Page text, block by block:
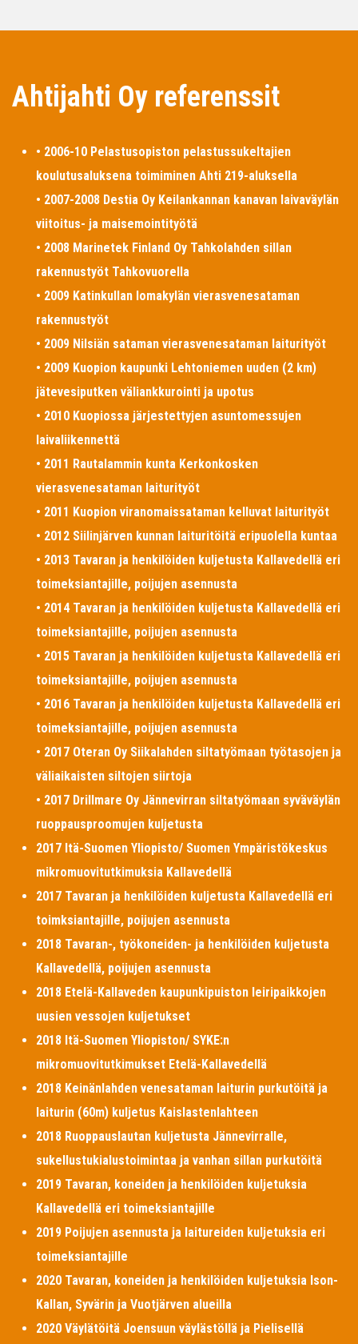
Ahtijahti Oy referenssit
• 2006-10 Pelastusopiston pelastussukeltajien
koulutusaluksena toimiminen Ahti 219-aluksella
• 2007-2008 Destia Oy Keilankannan kanavan laivaväylän
viitoitus- ja maisemointityötä
• 2008 Marinetek Finland Oy Tahkolahden sillan
rakennustyöt Tahkovuorella
• 2009 Katinkullan lomakylän vierasvenesataman
rakennustyöt
• 2009 Nilsiän sataman vierasvenesataman laiturityöt
• 2009 Kuopion kaupunki Lehtoniemen uuden (2 km)
jätevesiputken väliankkurointi ja upotus
• 2010 Kuopiossa järjestettyjen asuntomessujen
laivaliikennettä
• 2011 Rautalammin kunta Kerkonkosken
vierasvenesataman laiturityöt
• 2011 Kuopion viranomaissataman kelluvat laiturityöt
• 2012 Siilinjärven kunnan laituritöitä eripuolella kuntaa
• 2013 Tavaran ja henkilöiden kuljetusta Kallavedellä eri
toimeksiantajille, poijujen asennusta
• 2014 Tavaran ja henkilöiden kuljetusta Kallavedellä eri
toimeksiantajille, poijujen asennusta
• 2015 Tavaran ja henkilöiden kuljetusta Kallavedellä eri
toimeksiantajille, poijujen asennusta
• 2016 Tavaran ja henkilöiden kuljetusta Kallavedellä eri
toimeksiantajille, poijujen asennusta
• 2017 Oteran Oy Siikalahden siltatyömaan työtasojen ja
väliaikaisten siltojen siirtoja
• 2017 Drillmare Oy Jännevirran siltatyömaan syväväylän
ruoppausproomujen kuljetusta
2017 Itä-Suomen Yliopisto/ Suomen Ympäristökeskus
mikromuovitutkimuksia Kallavedellä
2017 Tavaran ja henkilöiden kuljetusta Kallavedellä eri
toimksiantajille, poijujen asennusta
2018 Tavaran-, työkoneiden- ja henkilöiden kuljetusta
Kallavedellä, poijujen asennusta
2018 Etelä-Kallaveden kaupunkipuiston leiripaikkojen
uusien vessojen kuljetukset
2018 Itä-Suomen Yliopiston/ SYKE:n
mikromuovitutkimukset Etelä-Kallavedellä
2018 Keinänlahden venesataman laiturin purkutöitä ja
laiturin (60m) kuljetus Kaislastenlahteen
2018 Ruoppauslautan kuljetusta Jännevirralle,
sukellustukialustoimintaa ja vanhan sillan purkutöitä
2019 Tavaran, koneiden ja henkilöiden kuljetuksia
Kallavedellä eri toimeksiantajille
2019 Poijujen asennusta ja laitureiden kuljetuksia eri
toimeksiantajille
2020 Tavaran, koneiden ja henkilöiden kuljetuksia Ison-
Kallan, Syvärin ja Vuotjärven alueilla
2020 Väylätöitä Joensuun väylästöllä ja Pielisellä